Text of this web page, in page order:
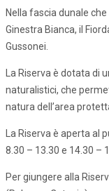
Nella fascia dunale
Ginestra Bianca, il
Gussonei.
La Riserva è dotata di
naturalistici, che
natura dell’area
La Riserva è aperta al
8.30 – 13.30 e 14.30 –
Per giungere alla